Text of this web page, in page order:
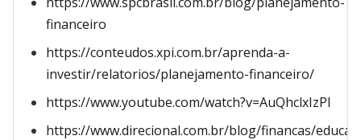
financeiro
https://conteudos.xpi.com.br/aprenda-a-
investir/relatorios/planejamento-financeiro/
https://www.youtube.com/watch?v=AuQhclxIzPI
https://www.direcional.com.br/blog/financas/